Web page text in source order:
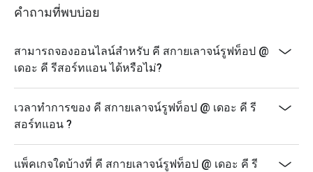
คำถามที่พบบ่อย
สามารถจองออนไลน์สำหรับ คี สกายเลาจน์รูฟท็อป @
เดอะ คี รีสอร์ทแอน ได้หรือไม่?
เวลาทำการของ คี สกายเลาจน์รูฟท็อป @ เดอะ คี รี
สอร์ทแอน ?
แพ็คเกจใดบ้างที่ คี สกายเลาจน์รูฟท็อป @ เดอะ คี รี